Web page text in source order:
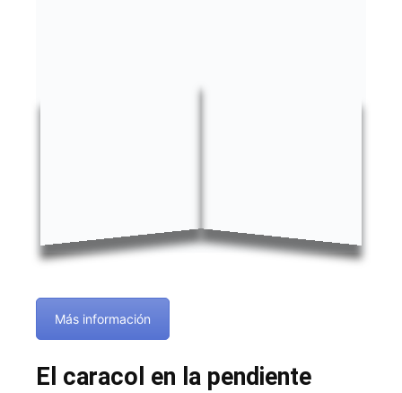
Más información
El caracol en la pendiente